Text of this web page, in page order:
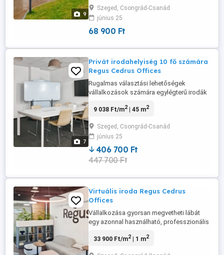
9
könnyű hozzáférést biztosít a város
legfontosabb kereskedelmi és
lakóövezeteihez, így kiváló választás
Szeged, Csongrád-Csanád
június 25
68 900 Ft
7
Privát irodahelyiség 10 fő számára
Regus Cedrus Offices
Rugalmas választási lehetőségek
vállalkozások számára egylégterű irodák
függetlenül. Egylégterű irodák 10 személy
későbbiekben akár több helyet is
igényelhet vagy másik helyszínre
költözhet bárhova is szólítja a munkája.
Szeged ...
9 038 Ft/m2| 45 m2
Szeged, Csongrád-Csanád
június 25
406 700 Ft
447 700 Ft
Virtuális iroda Regus Cedrus
Offices
Vállalkozása gyorsan megvetheti lábát
egy azonnal használható, professzionális
iroda szolgáltatással. Több ezer helyszín
33 900 Ft/m2| 1 m2